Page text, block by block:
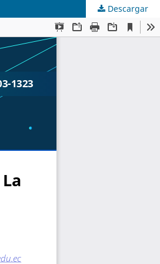
Descargar